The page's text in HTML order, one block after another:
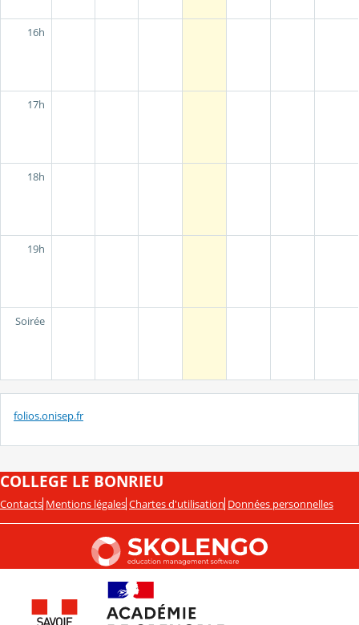
16h
17h
18h
19h
Soirée
folios.onisep.fr
COLLEGE LE BONRIEU
Contacts Mentions légales Chartes d'utilisation Données personnelles